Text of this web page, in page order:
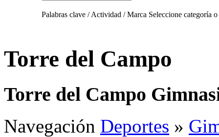
Palabras clave / Actividad / Marca Seleccione categoría
Torre del Campo
Torre del Campo
Navegación Deportes »